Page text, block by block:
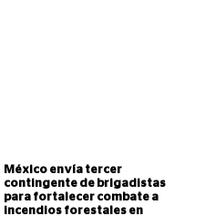
México envía tercer
contingente de brigadistas
para fortalecer combate a
incendios forestales en